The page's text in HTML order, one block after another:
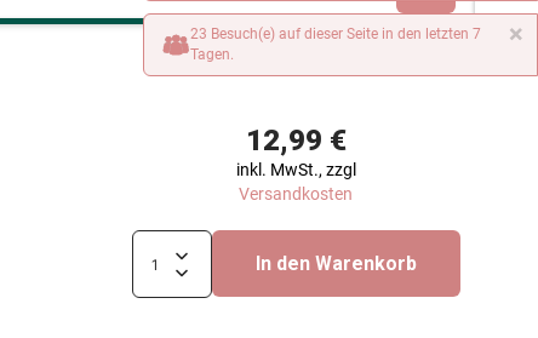
12,99 €
inkl. MwSt., zzgl
Versandkosten
In den Warenkorb
×
23 Besuch(e) auf dieser Seite in den letzten 7
Tagen.